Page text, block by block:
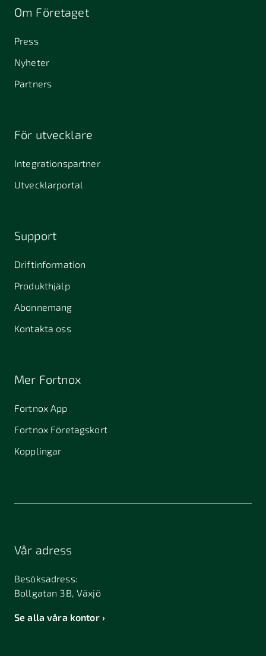
Om Företaget
Press
Nyheter
Partners
För utvecklare
Integrationspartner
Utvecklarportal
Support
Driftinformation
Produkthjälp
Abonnemang
Kontakta oss
Mer Fortnox
Fortnox App
Fortnox Företagskort
Kopplingar
Vår adress
Besöksadress:
Bollgatan 3B, Växjö
Se alla våra kontor